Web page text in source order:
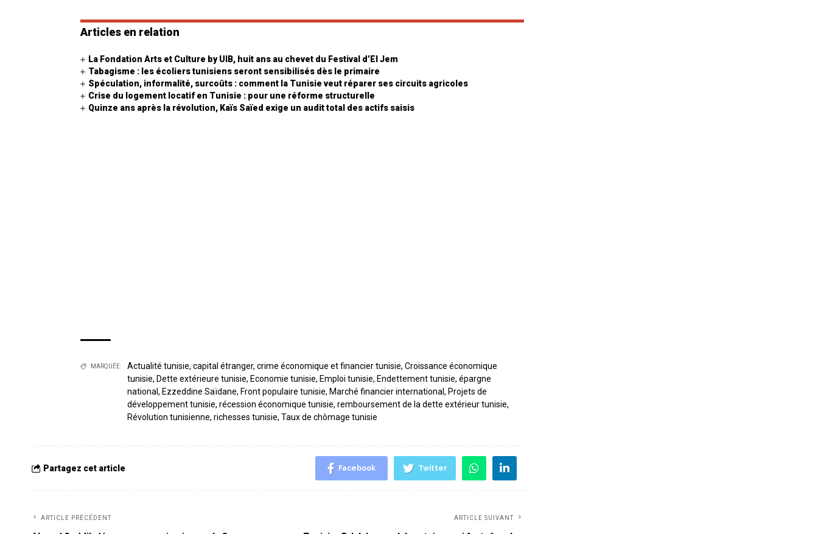
Articles en relation
La Fondation Arts et Culture by UIB, huit ans au chevet du Festival d’El Jem
Tabagisme : les écoliers tunisiens seront sensibilisés dès le primaire
Spéculation, informalité, surcoûts : comment la Tunisie veut réparer ses circuits agricoles
Crise du logement locatif en Tunisie : pour une réforme structurelle
Quinze ans après la révolution, Kaïs Saïed exige un audit total des actifs saisis
MARQUÉE: Actualité tunisie, capital étranger, crime économique et financier tunisie, Croissance économique
tunisie, Dette extérieure tunisie, Economie tunisie, Emploi tunisie, Endettement tunisie, épargne
national , Ezzeddine Saïdane, Front populaire tunisie, Marché financier international , Projets de
développement tunisie, récession économique tunisie, remboursement de la dette extérieur tunisie,
Révolution tunisienne, richesses tunisie, Taux de chômage tunisie
Partagez cet article Facebook Twitter
ARTICLE PRÉCÉDENT ARTICLE SUIVANT